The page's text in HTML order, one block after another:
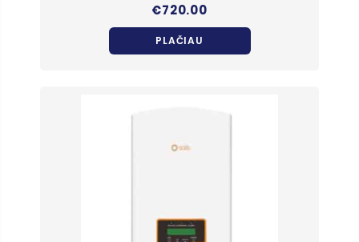
€720.00
PLAČIAU